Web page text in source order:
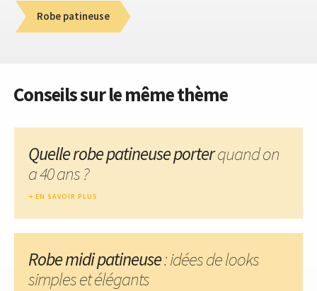
Robe patineuse
Conseils sur le même thème
Quelle robe patineuse porterquand on
a 40 ans ?
EN SAVOIR PLUS
Robe midi patineuse: idées de looks
simples et élégants